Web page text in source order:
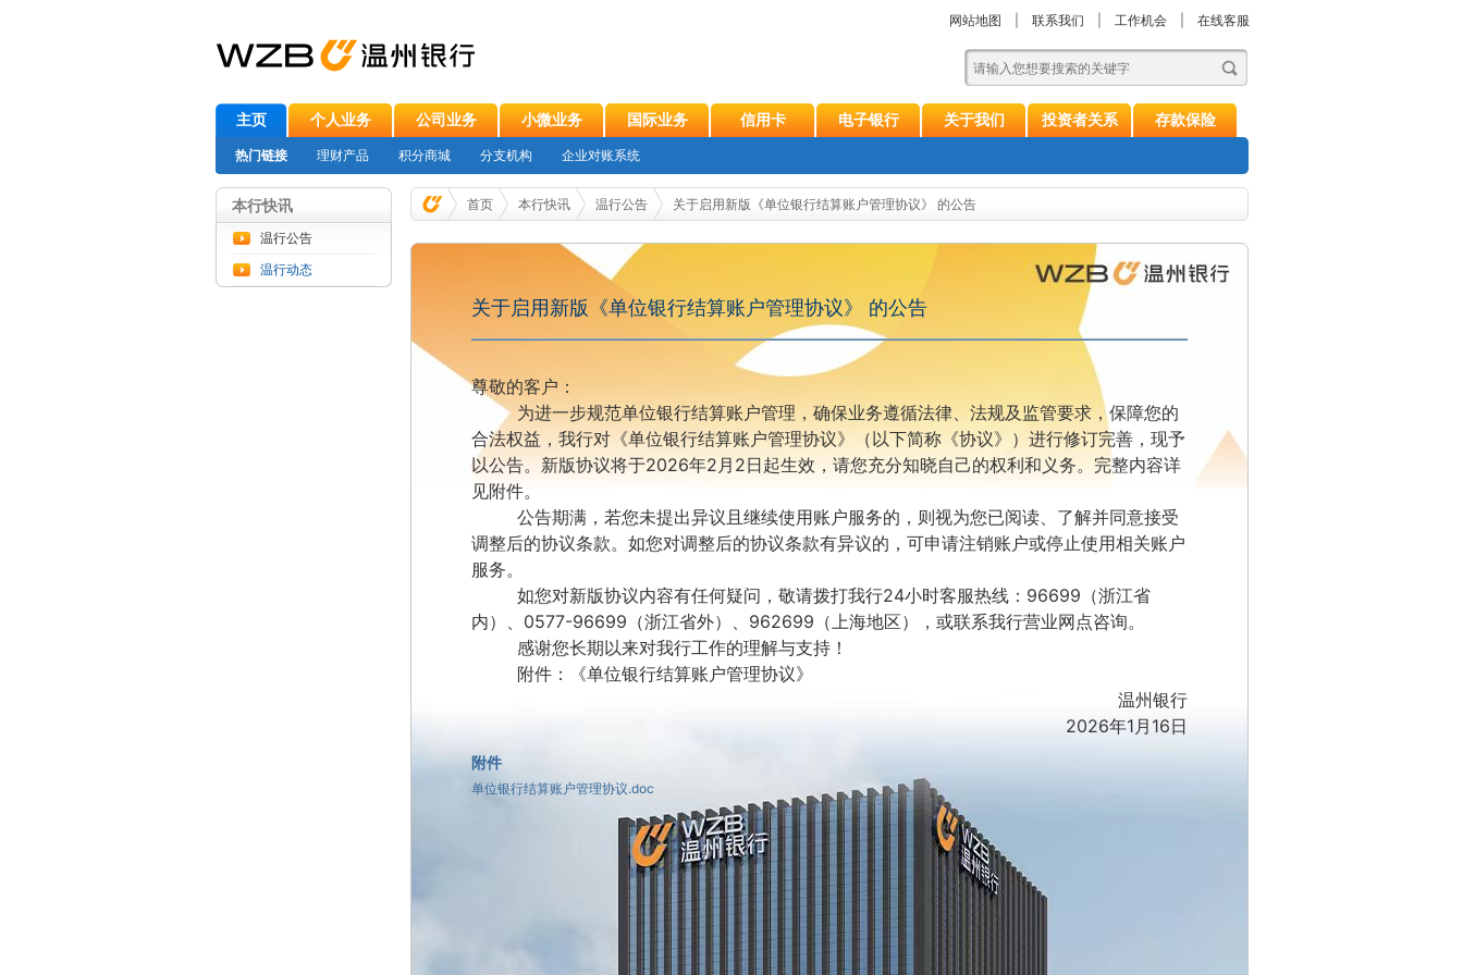
网站地图 联系我们 工作机会 在线客服
主页 个人业务 公司业务 小微业务 国际业务 信用卡 电子银行 关于我们 投资者关系 存款保险
热门链接 理财产品 积分商城 分支机构 企业对账系统
本行快讯
温行公告
温行动态
首页 本行快讯 温行公告 关于启用新版《单位银行结算账户管理协议》 的公告
关于启用新版《单位银行结算账户管理协议》 的公告
尊敬的客户：
为进一步规范单位银行结算账户管理，确保业务遵循法律、法规及监管要求，保障您的
合法权益，我行对《单位银行结算账户管理协议》（以下简称《协议》）进行修订完善，现予
以公告。新版协议将于2026年2月2日起生效，请您充分知晓自己的权利和义务。完整内容详
见附件。
公告期满，若您未提出异议且继续使用账户服务的，则视为您已阅读、了解并同意接受
调整后的协议条款。如您对调整后的协议条款有异议的，可申请注销账户或停止使用相关账户
服务。
如您对新版协议内容有任何疑问，敬请拨打我行24小时客服热线：96699（浙江省
内）、0577-96699（浙江省外）、962699（上海地区），或联系我行营业网点咨询。
感谢您长期以来对我行工作的理解与支持！
附件：《单位银行结算账户管理协议》
温州银行
2026年1月16日
附件
单位银行结算账户管理协议.doc